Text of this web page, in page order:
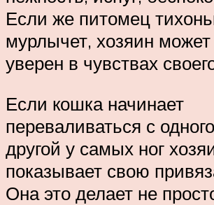
Если же питомец
мурлычет, хозяин
уверен в чувствах
Если кошка начинает
переваливаться с
другой у самых ног
показывает свою
Она это делает не